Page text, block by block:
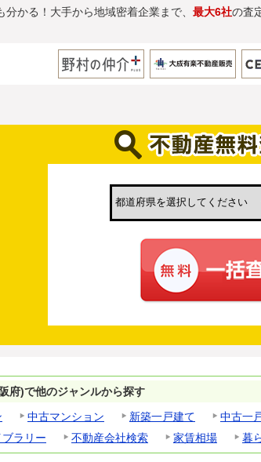
分かる！大手から地域密着企業まで、 最大6社の査
府)で他のジャンルから探す
中古マンション 新築一戸建て 中古一
ラリー
不動産会社検索 家賃相場 暮